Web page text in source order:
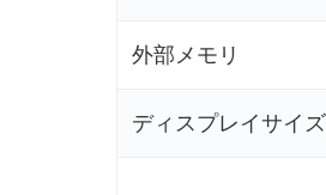
外部メモリ
ディスプレイサイズ